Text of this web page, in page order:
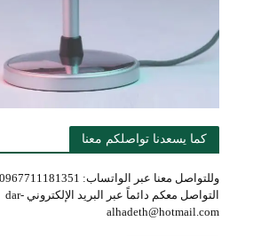
كما يسعدنا تواصلكم معنا
التواصل معكم دائماً عبر البريد الإلكتروني dar-
alhadeth@hotmail.com